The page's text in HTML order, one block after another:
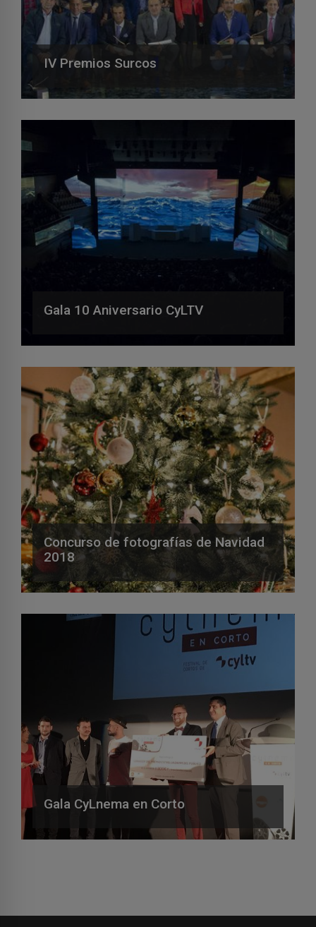
IV Premios Surcos
Gala 10 Aniversario CyLTV
Concurso de fotografías de Navidad
2018
Gala CyLnema en Corto